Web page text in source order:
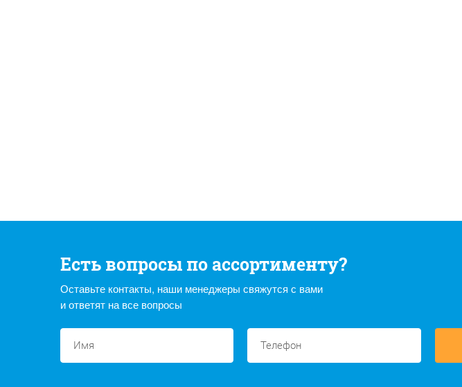
Есть вопросы по ассортименту?
Оставьте контакты, наши менеджеры свяжутся с вами
и ответят на все вопросы